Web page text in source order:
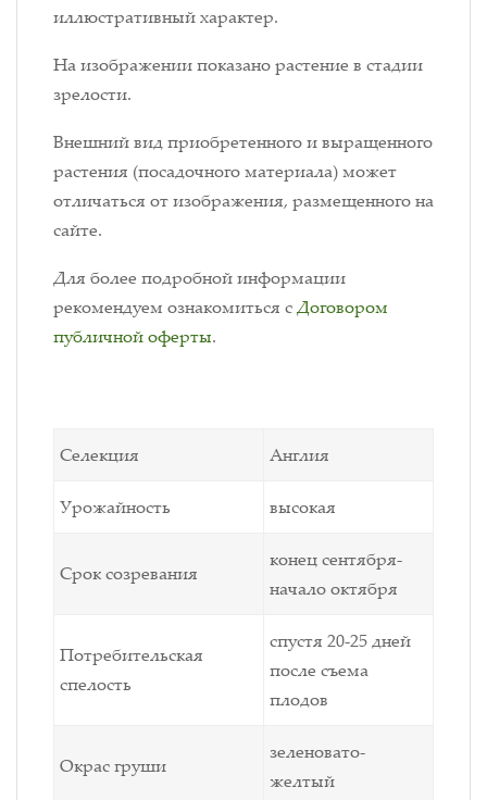
иллюстративный характер.
На изображении показано растение в стадии
зрелости.
Внешний вид приобретенного и выращенного
растения (посадочного материала) может
отличаться от изображения, размещенного на
сайте.
Для более подробной информации
рекомендуем ознакомиться сДоговором
публичной оферты.
Селекция Англия
Урожайность высокая
Срок созревания
конец сентября-
начало октября
Потребительская
спелость
спустя 20-25 дней
после съема
плодов
Окрас груши
зеленовато-
желтый